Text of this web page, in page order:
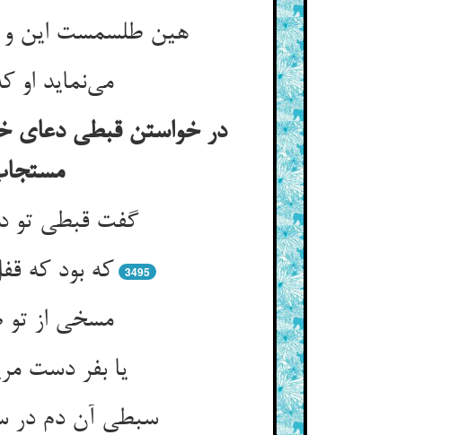
هین طلسمست این و
می‌نماید او
در خواستن قبطی دعای
گفت قبطی تو
که بود که
3495
مسخی از
یا بفر دست
سبطی آن دم در